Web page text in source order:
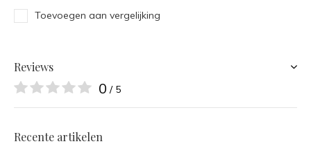
Toevoegen aan vergelijking
Reviews
0 / 5
Recente artikelen